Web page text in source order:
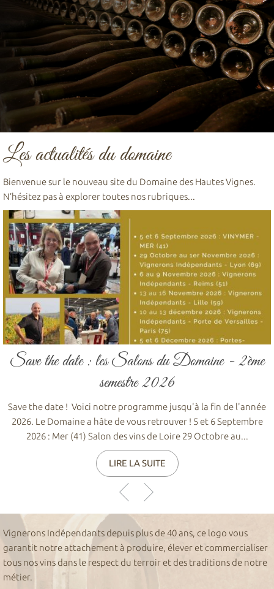
Les actualités du domaine
Bienvenue sur le nouveau site du Domaine des Hautes Vignes.
N’hésitez pas à explorer toutes nos rubriques...
Save the date : les Salons du Domaine - 2ème
semestre 2026
Save the date ! Voici notre programme jusqu'à la fin de l'année
2026. Le Domaine a hâte de vous retrouver ! 5 et 6 Septembre
2026 : Mer (41) Salon des vins de Loire 29 Octobre au...
LIRE LA SUITE
Vignerons Indépendants depuis plus de 40 ans, ce logo vous
garantit notre attachement à produire, élever et commercialiser
tous nos vins dans le respect du terroir et des traditions de notre
métier.